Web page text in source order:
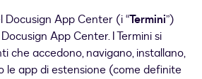
Docusign App Center (i “Termini”)
App Center. I Termini si
che accedono, navigano, installano,
le app di estensione (come definite